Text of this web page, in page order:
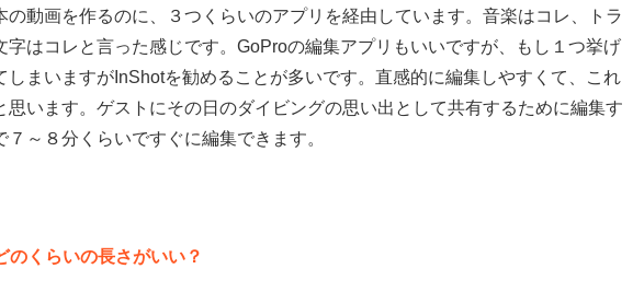
の動画を作るのに、３つくらいのアプリを経由しています。音楽はコレ、トラ
字はコレと言った感じです。GoProの編集アプリもいいですが、もし１つ挙げ
しまいますがInShotを勧めることが多いです。直感的に編集しやすくて、これ
思います。ゲストにその日のダイビングの思い出として共有するために編集す
７～８分くらいですぐに編集できます。
のくらいの長さがいい？